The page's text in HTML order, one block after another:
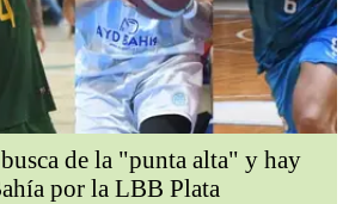
de la "punta alta" y hay
por la LBB Plata